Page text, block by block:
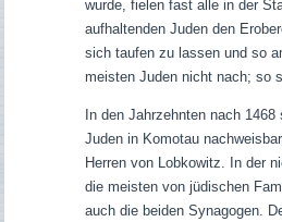
wurde, fielen fast alle in der
aufhaltenden Juden den
sich taufen zu lassen und so
meisten Juden nicht nach; so
In den Jahrzehnten nach
Juden in Komotau
Herren von Lobkowitz. In der
die meisten von jüdischen
auch die beiden Synagogen.